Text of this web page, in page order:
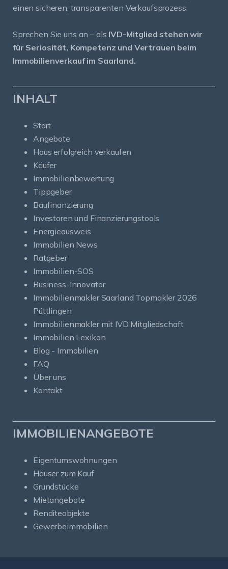
einen sicheren, transparenten Verkaufsprozess.
Sprechen Sie uns an – als IVD-Mitglied stehen wir
für Seriosität, Kompetenz und Vertrauen beim
Immobilienverkauf im Saarland.
INHALT
Start
Angebote
Haus erfolgreich verkaufen
Käufer
Immobilienbewertung
Tippgeber
Baufinanzierung
Investoren und Finanzierungstools
Energieausweis
Immobilien News
Ratgeber
Immobilien-SOS
Business-Innovator
Immobilienmakler Saarland Topmakler 2026
Püttlingen
Immobilienmakler mit IVD Mitgliedschaft
Immobilien Lexikon
Blog - Immobilien
FAQ
Über uns
Kontakt
IMMOBILIENANGEBOTE
Eigentumswohnungen
Häuser zum Kauf
Grundstücke
Mietangebote
Renditeobjekte
Gewerbeimmobilien